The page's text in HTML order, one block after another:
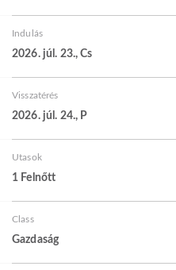
Indulás
2026. júl. 23., Cs
Visszatérés
2026. júl. 24., P
Utasok
1 Felnőtt
Class
Gazdaság